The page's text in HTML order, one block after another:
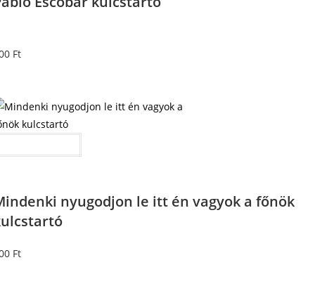
Ft
nyugodjon le itt én vagyok a főnök
Ft